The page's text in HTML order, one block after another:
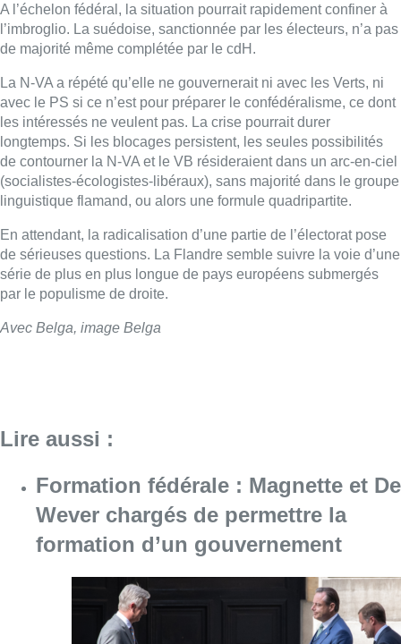
A l’échelon fédéral, la situation pourrait rapidement confiner à
l’imbroglio. La suédoise, sanctionnée par les électeurs, n’a pas
de majorité même complétée par le cdH.
La N-VA a répété qu’elle ne gouvernerait ni avec les Verts, ni
avec le PS si ce n’est pour préparer le confédéralisme, ce dont
les intéressés ne veulent pas. La crise pourrait durer
longtemps. Si les blocages persistent, les seules possibilités
de contourner la N-VA et le VB résideraient dans un arc-en-ciel
(socialistes-écologistes-libéraux), sans majorité dans le groupe
linguistique flamand, ou alors une formule quadripartite.
En attendant, la radicalisation d’une partie de l’électorat pose
de sérieuses questions. La Flandre semble suivre la voie d’une
série de plus en plus longue de pays européens submergés
par le populisme de droite.
Avec Belga, image Belga
Lire aussi :
Formation fédérale : Magnette et De
Wever chargés de permettre la
formation d’un gouvernement